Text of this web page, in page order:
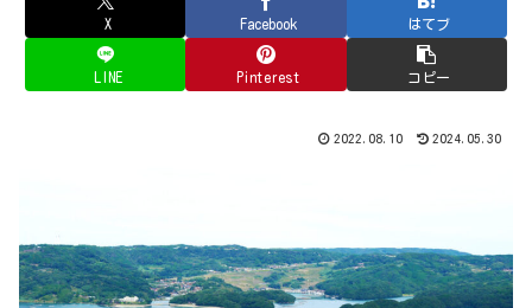
X Facebook はてブ
LINE Pinterest コピー
2022.08.10 2024.05.30